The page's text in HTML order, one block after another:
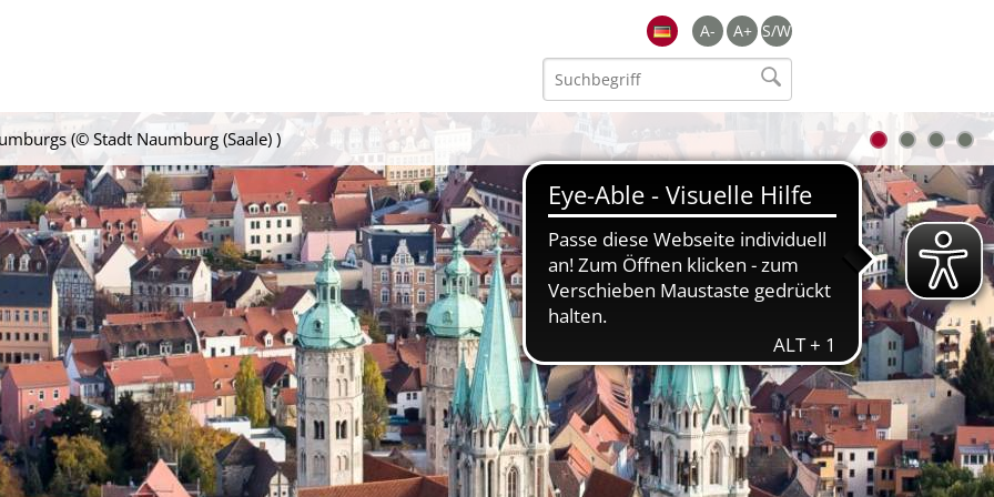
A- A+ S/W
(© Stadt Naumburg (Saale) )